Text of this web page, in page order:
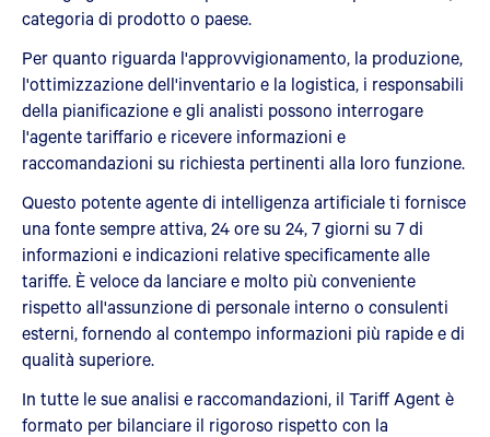
categoria di prodotto o paese.
Per quanto riguarda l'approvvigionamento, la produzione,
l'ottimizzazione dell'inventario e la logistica, i responsabili
della pianificazione e gli analisti possono interrogare
l'agente tariffario e ricevere informazioni e
raccomandazioni su richiesta pertinenti alla loro funzione.
Questo potente agente di intelligenza artificiale ti fornisce
una fonte sempre attiva, 24 ore su 24, 7 giorni su 7 di
informazioni e indicazioni relative specificamente alle
tariffe. È veloce da lanciare e molto più conveniente
rispetto all'assunzione di personale interno o consulenti
esterni, fornendo al contempo informazioni più rapide e di
qualità superiore.
In tutte le sue analisi e raccomandazioni, il Tariff Agent è
formato per bilanciare il rigoroso rispetto con la